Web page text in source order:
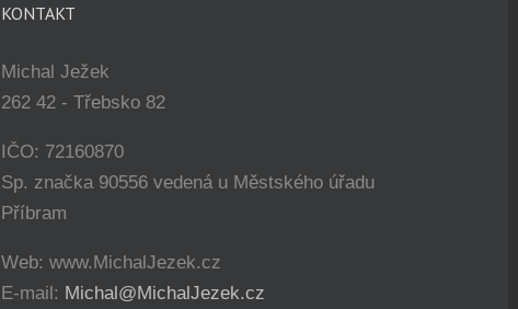
KONTAKT
Michal Ježek
262 42 - Třebsko 82
IČO: 72160870
Sp. značka 90556 vedená u Městského úřadu
Příbram
Web: www.MichalJezek.cz
E-mail: Michal@MichalJezek.cz